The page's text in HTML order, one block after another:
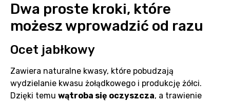
Dwa proste kroki, które
możesz wprowadzić od razu
Ocet jabłkowy
Zawiera naturalne kwasy, które pobudzają
wydzielanie kwasu żołądkowego i produkcję żółci.
Dzięki temu wątroba się oczyszcza, a trawienie